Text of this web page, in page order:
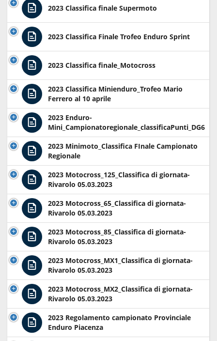
2023 Classifica finale Supermoto
2023 Classifica Finale Trofeo Enduro Sprint
2023 Classifica finale_Motocross
2023 Classifica Minienduro_Trofeo Mario
Ferrero al 10 aprile
2023 Enduro-
Mini_Campionatoregionale_classificaPunti_DG6
2023 Minimoto_Classifica FInale Campionato
Regionale
2023 Motocross_125_Classifica di giornata-
Rivarolo 05.03.2023
2023 Motocross_65_Classifica di giornata-
Rivarolo 05.03.2023
2023 Motocross_85_Classifica di giornata-
Rivarolo 05.03.2023
2023 Motocross_MX1_Classifica di giornata-
Rivarolo 05.03.2023
2023 Motocross_MX2_Classifica di giornata-
Rivarolo 05.03.2023
2023 Regolamento campionato Provinciale
Enduro Piacenza